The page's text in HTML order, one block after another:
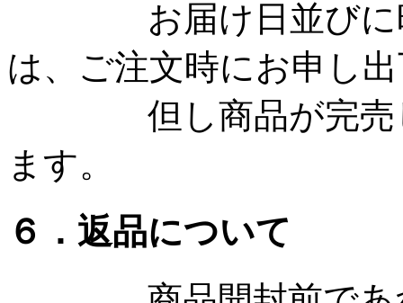
お届け日並びに時
は、ご注文時にお申し
但し商品が完売し
ます。
６．返品について